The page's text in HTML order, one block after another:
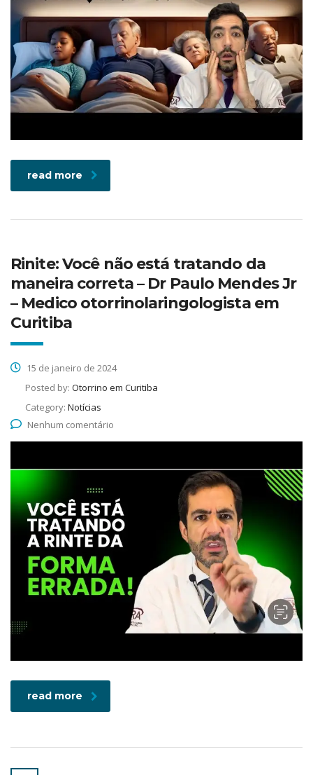
read more
Rinite: Você não está tratando da
maneira correta – Dr Paulo Mendes Jr
– Medico otorrinolaringologista em
Curitiba
15 de janeiro de 2024
Posted by: Otorrino em Curitiba
Category: Notícias
Nenhum comentário
read more